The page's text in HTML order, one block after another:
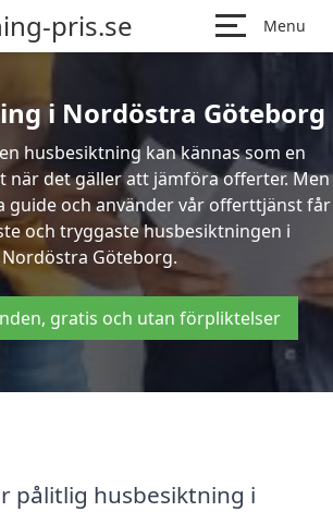
pris.se Menu
i Nordöstra Göteborg
husbesiktning kan kännas som en
när det gäller att jämföra offerter. Men
guide och använder vår offerttjänst får
och tryggaste husbesiktningen i
Nordöstra Göteborg.
gratis och utan förpliktelser
pålitlig husbesiktning i